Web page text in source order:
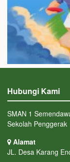
Hubungi Kami
SMAN 1
Sekolah Penggerak
Alamat
JL. Desa Karang